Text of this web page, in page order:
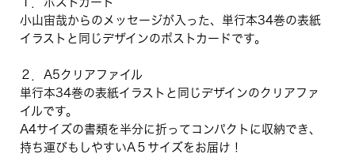
小山宙哉からのメッセージが入った、単行本34巻の表紙
イラストと同じデザインのポストカードです。
２．A5クリアファイル
単行本34巻の表紙イラストと同じデザインのクリアファ
イルです。
A4サイズの書類を半分に折ってコンパクトに収納でき、
持ち運びもしやすいA５サイズをお届け！